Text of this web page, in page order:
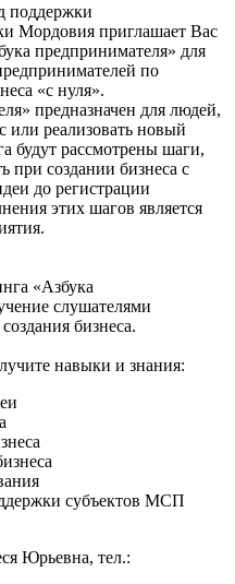
поддержки
Мордовия приглашает Вас
предпринимателя» для
по
«с нуля».
предназначен для людей,
или реализовать новый
будут рассмотрены шаги,
при создании бизнеса с
до регистрации
этих шагов является
«Азбука
слушателями
бизнеса.
навыки и знания:
субъектов МСП
Юрьевна, тел.: